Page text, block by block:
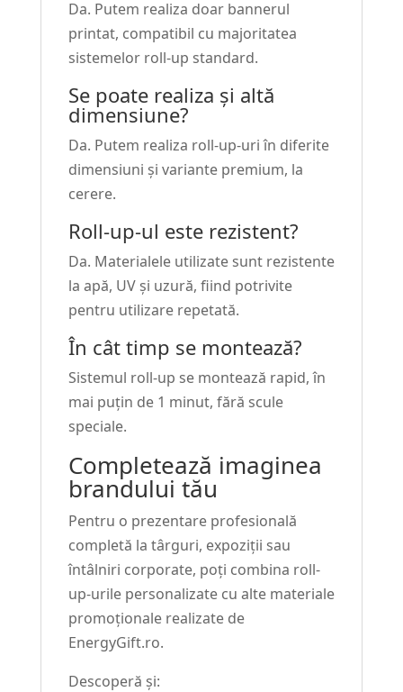
Da. Putem realiza doar bannerul
printat, compatibil cu majoritatea
sistemelor roll-up standard.
Se poate realiza și altă
dimensiune?
Da. Putem realiza roll-up-uri în diferite
dimensiuni și variante premium, la
cerere.
Roll-up-ul este rezistent?
Da. Materialele utilizate sunt rezistente
la apă, UV și uzură, fiind potrivite
pentru utilizare repetată.
În cât timp se montează?
Sistemul roll-up se montează rapid, în
mai puțin de 1 minut, fără scule
speciale.
Completează imaginea
brandului tău
Pentru o prezentare profesională
completă la târguri, expoziții sau
întâlniri corporate, poți combina roll-
up-urile personalizate cu alte materiale
promoționale realizate de
EnergyGift.ro.
Descoperă și: